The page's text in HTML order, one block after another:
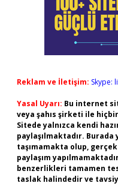
Reklam ve İletişim: Skype:
Yasal Uyarı: Bu internet
veya şahıs şirketi ile
Sitede yalnızca kendi
paylaşılmaktadır.
taşımamakta olup,
paylaşım
benzerlikleri tamamen
taslak halindedir ve